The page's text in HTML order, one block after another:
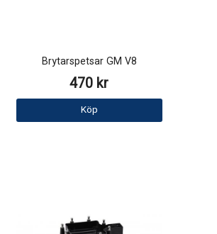
Brytarspetsar GM V8
470 kr
Köp